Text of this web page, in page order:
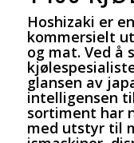
Hoshizaki er
kommersielt
og mat. Ved å
glansen av
intelligensen
sortiment har
med utstyr til